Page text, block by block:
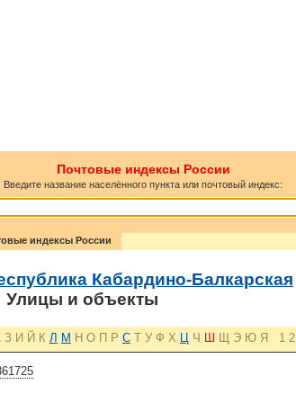
Почтовые индексы России
Введите название населённого пункта или почтовый индекс:
индексы России
Кабардино-Балкарская
Улицы и объекты
З И Й К Л М Н О П Р С Т У Ф Х Ц Ч Ш Щ Э Ю Я 1 2